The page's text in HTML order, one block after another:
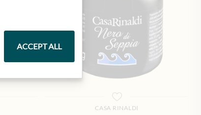
CASA RINALDI
ACCEPT ALL